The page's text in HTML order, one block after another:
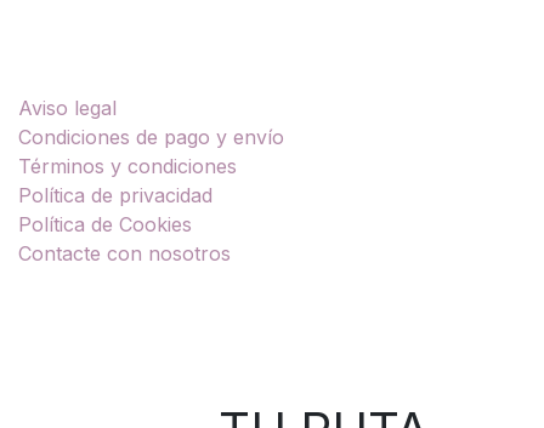
Aviso legal
Condiciones de pago y envío
Términos y condiciones
Política de privacidad
Política de Cookies
Contacte con nosotros